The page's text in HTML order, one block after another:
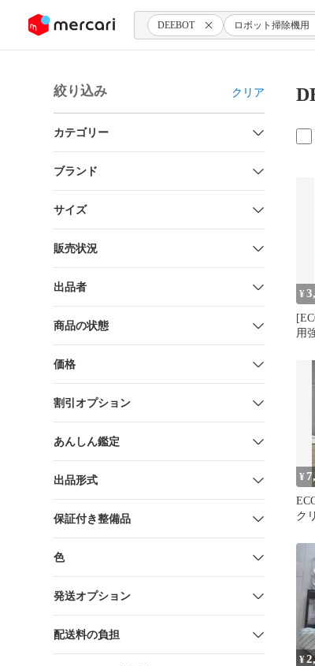
ツにスキップ DEEBOT ロボット掃除機用
絞り込み クリア
カテゴリー
ブランド
サイズ
販売状況
出品者
商品の状態
価格
割引オプション
あんしん鑑定
出品形式
保証付き整備品
色
発送オプション
配送料の負担
¥
用
¥
ク
¥